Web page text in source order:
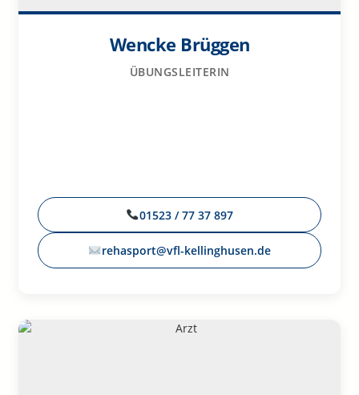
Wencke Brüggen
ÜBUNGSLEITERIN
01523 / 77 37 897
rehasport@vfl-kellinghusen.de